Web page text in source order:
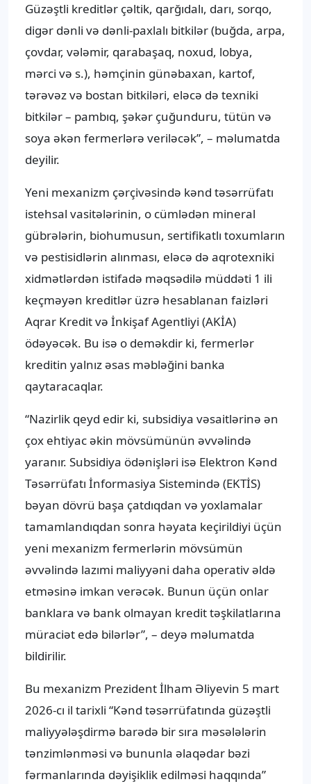
Güzəştli kreditlər çəltik, qarğıdalı, darı, sorqo,
digər dənli və dənli-paxlalı bitkilər (buğda, arpa,
çovdar, vələmir, qarabaşaq, noxud, lobya,
mərci və s.), həmçinin günəbaxan, kartof,
tərəvəz və bostan bitkiləri, eləcə də texniki
bitkilər – pambıq, şəkər çuğunduru, tütün və
soya əkən fermerlərə veriləcək”, – məlumatda
deyilir.
Yeni mexanizm çərçivəsində kənd təsərrüfatı
istehsal vasitələrinin, o cümlədən mineral
gübrələrin, biohumusun, sertifikatlı toxumların
və pestisidlərin alınması, eləcə də aqrotexniki
xidmətlərdən istifadə məqsədilə müddəti 1 ili
keçməyən kreditlər üzrə hesablanan faizləri
Aqrar Kredit və İnkişaf Agentliyi (AKİA)
ödəyəcək. Bu isə o deməkdir ki, fermerlər
kreditin yalnız əsas məbləğini banka
qaytaracaqlar.
“Nazirlik qeyd edir ki, subsidiya vəsaitlərinə ən
çox ehtiyac əkin mövsümünün əvvəlində
yaranır. Subsidiya ödənişləri isə Elektron Kənd
Təsərrüfatı İnformasiya Sistemində (EKTİS)
bəyan dövrü başa çatdıqdan və yoxlamalar
tamamlandıqdan sonra həyata keçirildiyi üçün
yeni mexanizm fermerlərin mövsümün
əvvəlində lazımi maliyyəni daha operativ əldə
etməsinə imkan verəcək. Bunun üçün onlar
banklara və bank olmayan kredit təşkilatlarına
müraciət edə bilərlər”, – deyə məlumatda
bildirilir.
Bu mexanizm Prezident İlham Əliyevin 5 mart
2026-cı il tarixli “Kənd təsərrüfatında güzəştli
maliyyələşdirmə barədə bir sıra məsələlərin
tənzimlənməsi və bununla əlaqədar bəzi
fərmanlarında dəyişiklik edilməsi haqqında”